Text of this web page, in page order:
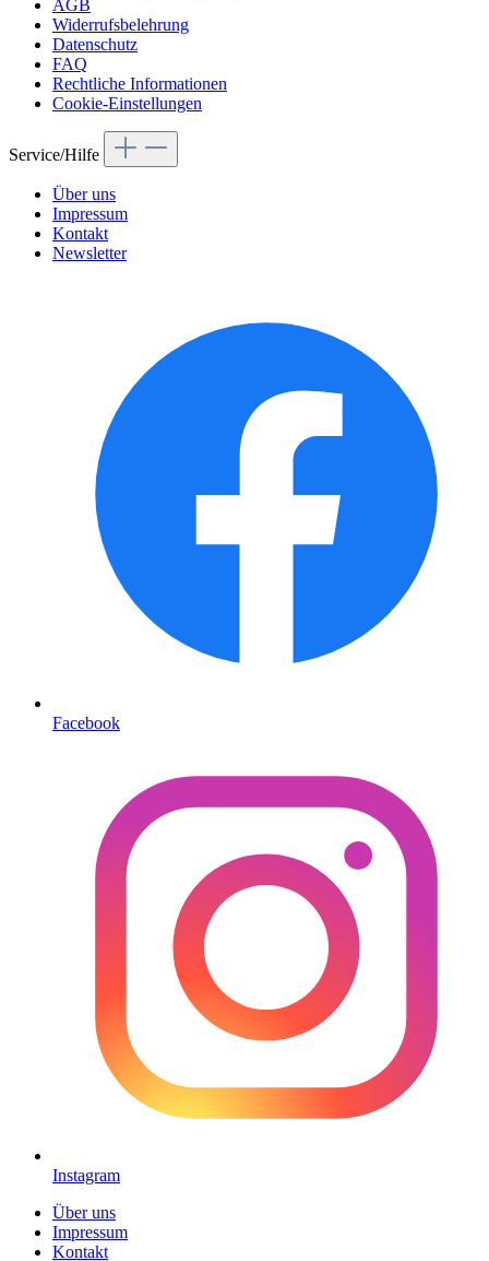
AGB
Widerrufsbelehrung
Datenschutz
FAQ
Rechtliche Informationen
Cookie-Einstellungen
Service/Hilfe
Über uns
Impressum
Kontakt
Newsletter
Facebook
Instagram
Über uns
Impressum
Kontakt